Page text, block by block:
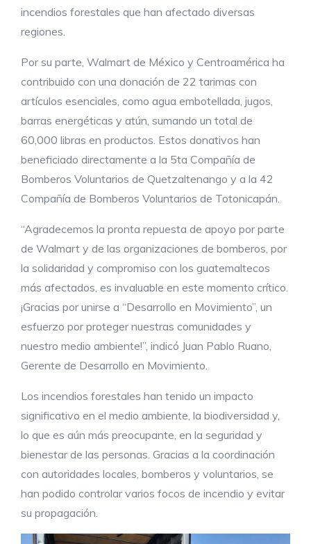
incendios forestales que han afectado diversas
regiones.
Por su parte, Walmart de México y Centroamérica ha
contribuido con una donación de 22 tarimas con
artículos esenciales, como agua embotellada, jugos,
barras energéticas y atún, sumando un total de
60,000 libras en productos. Estos donativos han
beneficiado directamente a la 5ta Compañía de
Bomberos Voluntarios de Quetzaltenango y a la 42
Compañía de Bomberos Voluntarios de Totonicapán.
“Agradecemos la pronta repuesta de apoyo por parte
de Walmart y de las organizaciones de bomberos, por
la solidaridad y compromiso con los guatemaltecos
más afectados, es invaluable en este momento crítico.
¡Gracias por unirse a “Desarrollo en Movimiento”, un
esfuerzo por proteger nuestras comunidades y
nuestro medio ambiente!”, indicó Juan Pablo Ruano,
Gerente de Desarrollo en Movimiento.
Los incendios forestales han tenido un impacto
significativo en el medio ambiente, la biodiversidad y,
lo que es aún más preocupante, en la seguridad y
bienestar de las personas. Gracias a la coordinación
con autoridades locales, bomberos y voluntarios, se
han podido controlar varios focos de incendio y evitar
su propagación.